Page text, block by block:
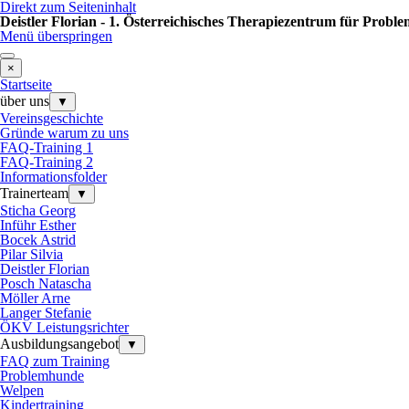
Direkt zum Seiteninhalt
Deistler Florian - 1. Österreichisches Therapiezentrum für
Menü überspringen
×
Startseite
über uns
▼
Vereinsgeschichte
Gründe warum zu uns
FAQ-Training 1
FAQ-Training 2
Informationsfolder
Trainerteam
▼
Sticha Georg
Inführ Esther
Bocek Astrid
Pilar Silvia
Deistler Florian
Posch Natascha
Möller Arne
Langer Stefanie
ÖKV Leistungsrichter
Ausbildungsangebot
▼
FAQ zum Training
Problemhunde
Welpen
Kindertraining